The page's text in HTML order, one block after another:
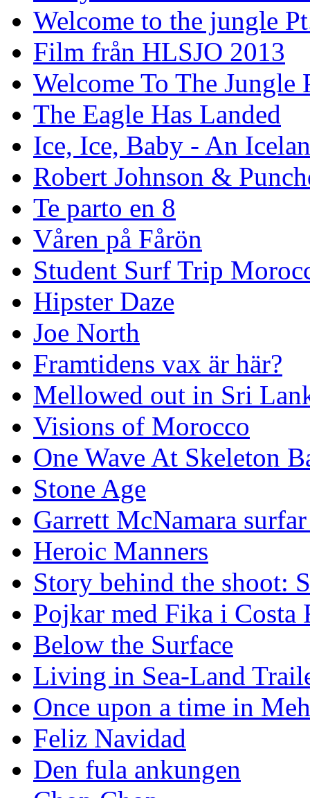
Welcome to the jungle
Film från HLSJO 2013
Welcome To The Jungle
The Eagle Has Landed
Ice, Ice, Baby - An
Robert Johnson &
Te parto en 8
Våren på Fårön
Student Surf Trip
Hipster Daze
Joe North
Framtidens vax är här?
Mellowed out in Sri
Visions of Morocco
One Wave At Skeleton
Stone Age
Garrett McNamara
Heroic Manners
Story behind the shoot:
Pojkar med Fika i Costa
Below the Surface
Living in Sea-Land
Once upon a time in
Feliz Navidad
Den fula ankungen